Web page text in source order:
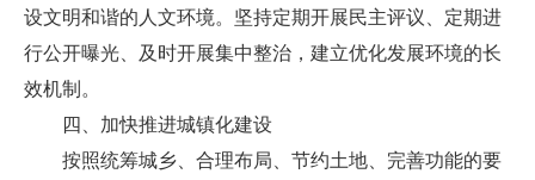
设文明和谐的人文环境。坚持定期开展民主评议、定期进
行公开曝光、及时开展集中整治，建立优化发展环境的长
效机制。
四、加快推进城镇化建设
按照统筹城乡、合理布局、节约土地、完善功能的要